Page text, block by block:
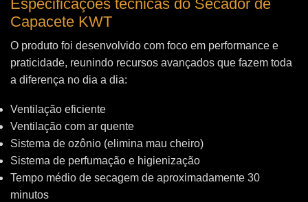
Especificações técnicas do Secador de
Capacete KWT
O produto foi desenvolvido com foco em performance e
praticidade, reunindo recursos avançados que fazem toda
a diferença no dia a dia:
Ventilação eficiente
Ventilação com ar quente
Sistema de ozônio (elimina mau cheiro)
Sistema de perfumação e higienização
Tempo médio de secagem de aproximadamente 30
minutos